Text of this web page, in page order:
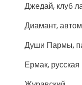
Джедай, клуб
Диамант,
Души Пармы,
Ермак, русская